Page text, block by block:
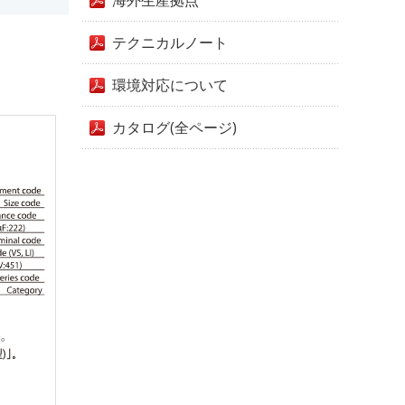
テクニカルノート
環境対応について
カタログ(全ページ)